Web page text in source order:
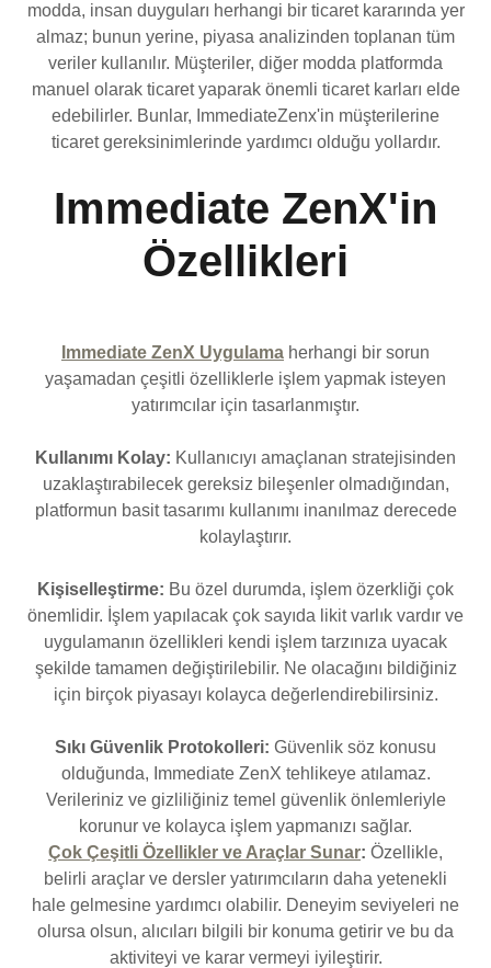
modda, insan duyguları herhangi bir ticaret kararında yer
almaz; bunun yerine, piyasa analizinden toplanan tüm
veriler kullanılır. Müşteriler, diğer modda platformda
manuel olarak ticaret yaparak önemli ticaret karları elde
edebilirler. Bunlar, ImmediateZenx'in müşterilerine
ticaret gereksinimlerinde yardımcı olduğu yollardır.
Immediate ZenX'in
Özellikleri
Immediate ZenX Uygulama herhangi bir sorun
yaşamadan çeşitli özelliklerle işlem yapmak isteyen
yatırımcılar için tasarlanmıştır.
Kullanımı Kolay: Kullanıcıyı amaçlanan stratejisinden
uzaklaştırabilecek gereksiz bileşenler olmadığından,
platformun basit tasarımı kullanımı inanılmaz derecede
kolaylaştırır.
Kişiselleştirme: Bu özel durumda, işlem özerkliği çok
önemlidir. İşlem yapılacak çok sayıda likit varlık vardır ve
uygulamanın özellikleri kendi işlem tarzınıza uyacak
şekilde tamamen değiştirilebilir. Ne olacağını bildiğiniz
için birçok piyasayı kolayca değerlendirebilirsiniz.
Sıkı Güvenlik Protokolleri: Güvenlik söz konusu
olduğunda, Immediate ZenX tehlikeye atılamaz.
Verileriniz ve gizliliğiniz temel güvenlik önlemleriyle
korunur ve kolayca işlem yapmanızı sağlar.
Çok Çeşitli Özellikler ve Araçlar Sunar: Özellikle,
belirli araçlar ve dersler yatırımcıların daha yetenekli
hale gelmesine yardımcı olabilir. Deneyim seviyeleri ne
olursa olsun, alıcıları bilgili bir konuma getirir ve bu da
aktiviteyi ve karar vermeyi iyileştirir.